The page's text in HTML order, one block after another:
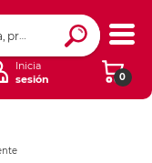
0
Inicia
sesión
Ingresar Codigo